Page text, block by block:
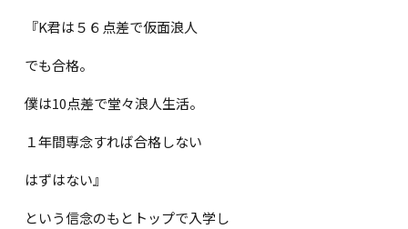
『K君は５６点差で仮面浪人
でも合格。
僕は10点差で堂々浪人生活。
１年間専念すれば合格しない
はずはない』
という信念のもとトップで入学し